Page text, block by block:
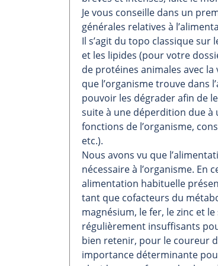
Je vous conseille dans un
générales relatives à
Il s’agit du topo classique
et les lipides (pour votre
de protéines animales avec la
que l’organisme trouve dans
pouvoir les dégrader afin de
suite à une déperdition due
fonctions de l’organisme,
etc.).
Nous avons vu que
nécessaire à l’organisme.
alimentation habituelle
tant que cofacteurs du
magnésium, le fer, le zinc et
régulièrement insuffisants
bien retenir, pour le coureur
importance déterminante